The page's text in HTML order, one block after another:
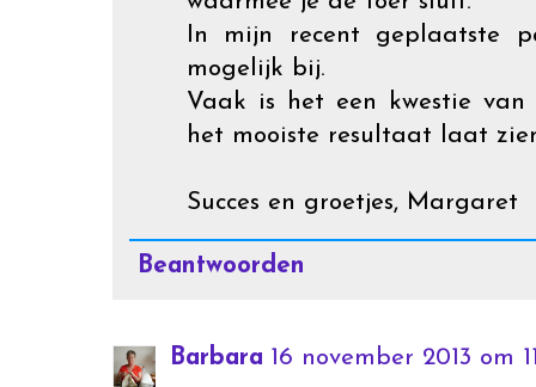
In mijn recent geplaatste
mogelijk bij.
Vaak is het een kwestie
het mooiste resultaat laat
Succes en groetjes, Margaret
Beantwoorden
Barbara 16 november 2013 om